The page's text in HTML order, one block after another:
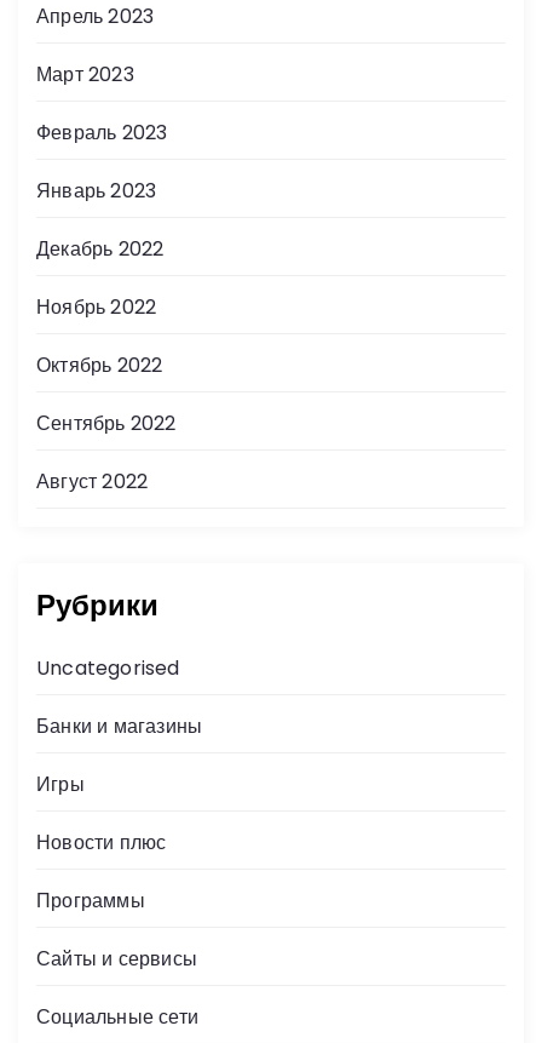
Апрель 2023
Март 2023
Февраль 2023
Январь 2023
Декабрь 2022
Ноябрь 2022
Октябрь 2022
Сентябрь 2022
Август 2022
Рубрики
Uncategorised
Банки и магазины
Игры
Новости плюс
Программы
Сайты и сервисы
Социальные сети